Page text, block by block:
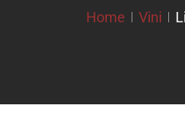
Home Vini